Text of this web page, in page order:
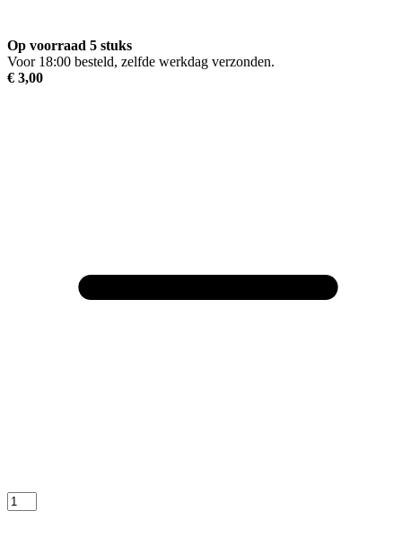
Op voorraad 5 stuks
Voor 18:00 besteld, zelfde werkdag verzonden.
€ 3,00